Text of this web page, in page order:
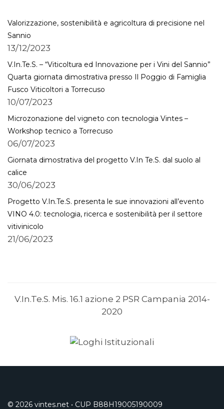
Valorizzazione, sostenibilità e agricoltura di precisione nel
Sannio
13/12/2023
V.In.Te.S. – “Viticoltura ed Innovazione per i Vini del Sannio”
Quarta giornata dimostrativa presso Il Poggio di Famiglia
Fusco Viticoltori a Torrecuso
10/07/2023
Microzonazione del vigneto con tecnologia Vintes –
Workshop tecnico a Torrecuso
06/07/2023
Giornata dimostrativa del progetto V.In Te.S. dal suolo al
calice
30/06/2023
Progetto V.In.Te.S. presenta le sue innovazioni all’evento
VINO 4.0: tecnologia, ricerca e sostenibilità per il settore
vitivinicolo
21/06/2023
V.In.Te.S. Mis. 16.1 azione 2 PSR Campania 2014-
2020
© 2026 vintes.net • CUP B88H19005190009